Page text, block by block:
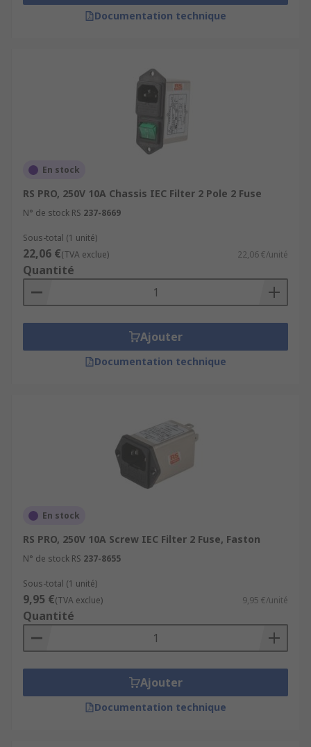
Documentation technique
En stock
RS PRO, 250V 10A Chassis IEC Filter 2 Pole 2 Fuse
N° de stock RS 237-8669
Sous-total (1 unité)
22,06 €(TVA exclue) 22,06 €/unité
Quantité
Ajouter
Documentation technique
En stock
RS PRO, 250V 10A Screw IEC Filter 2 Fuse, Faston
N° de stock RS 237-8655
Sous-total (1 unité)
9,95 €(TVA exclue) 9,95 €/unité
Quantité
Ajouter
Documentation technique